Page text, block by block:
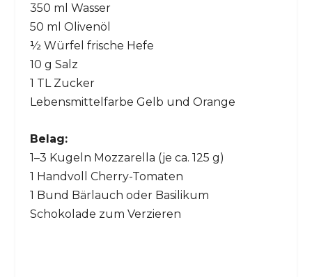
350 ml Wasser
50 ml Olivenöl
½ Würfel frische Hefe
10 g Salz
1 TL Zucker
Lebensmittelfarbe Gelb und Orange
Belag:
1–3 Kugeln Mozzarella (je ca. 125 g)
1 Handvoll Cherry-Tomaten
1 Bund Bärlauch oder Basilikum
Schokolade zum Verzieren